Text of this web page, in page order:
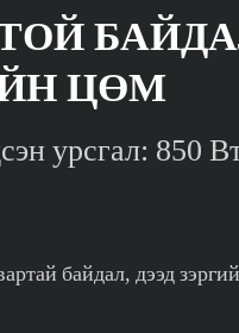
ЦӨМ
урсгал: 850
байдал, дээд